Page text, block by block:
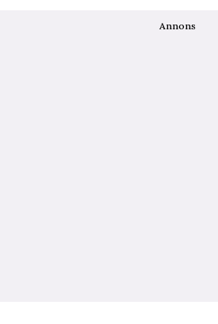
Annons